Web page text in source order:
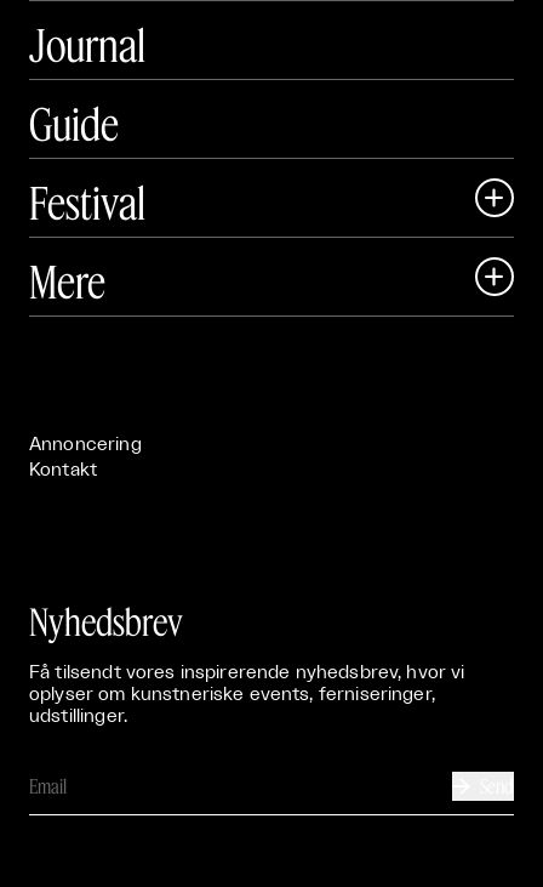
Journal
Guide
Festival

 Art Matter Festival
Mere 
Annoncering
Kontakt
Nyhedsbrev
Få tilsendt vores inspirerende nyhedsbrev, hvor vi
oplyser om kunstneriske events, ferniseringer,
udstillinger.